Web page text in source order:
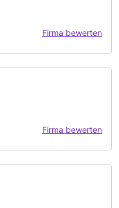
Firma bewerten
Firma bewerten